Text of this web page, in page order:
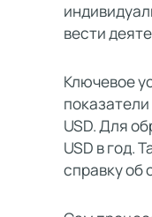
вести
Ключевое
USD. Для
USD в год.
справку об